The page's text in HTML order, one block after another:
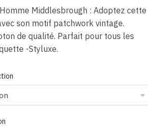
Middlesbrough : Adoptez cette
son motif patchwork vintage.
de qualité. Parfait pour tous les
-Styluxe.